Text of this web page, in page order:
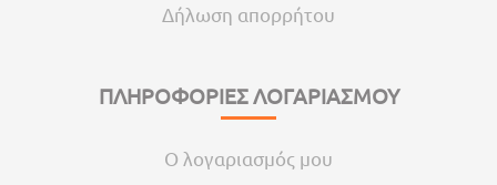
Δήλωση απορρήτου
ΠΛΗΡΟΦΟΡΙΕΣ ΛΟΓΑΡΙΑΣΜΟΥ
Ο λογαριασμός μου